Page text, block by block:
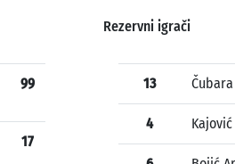
Rezervni igrači
99
17
13
4